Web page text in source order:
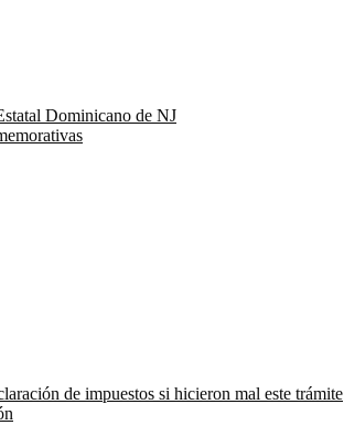
Dominicano de NJ
de impuestos si hicieron mal este trámite